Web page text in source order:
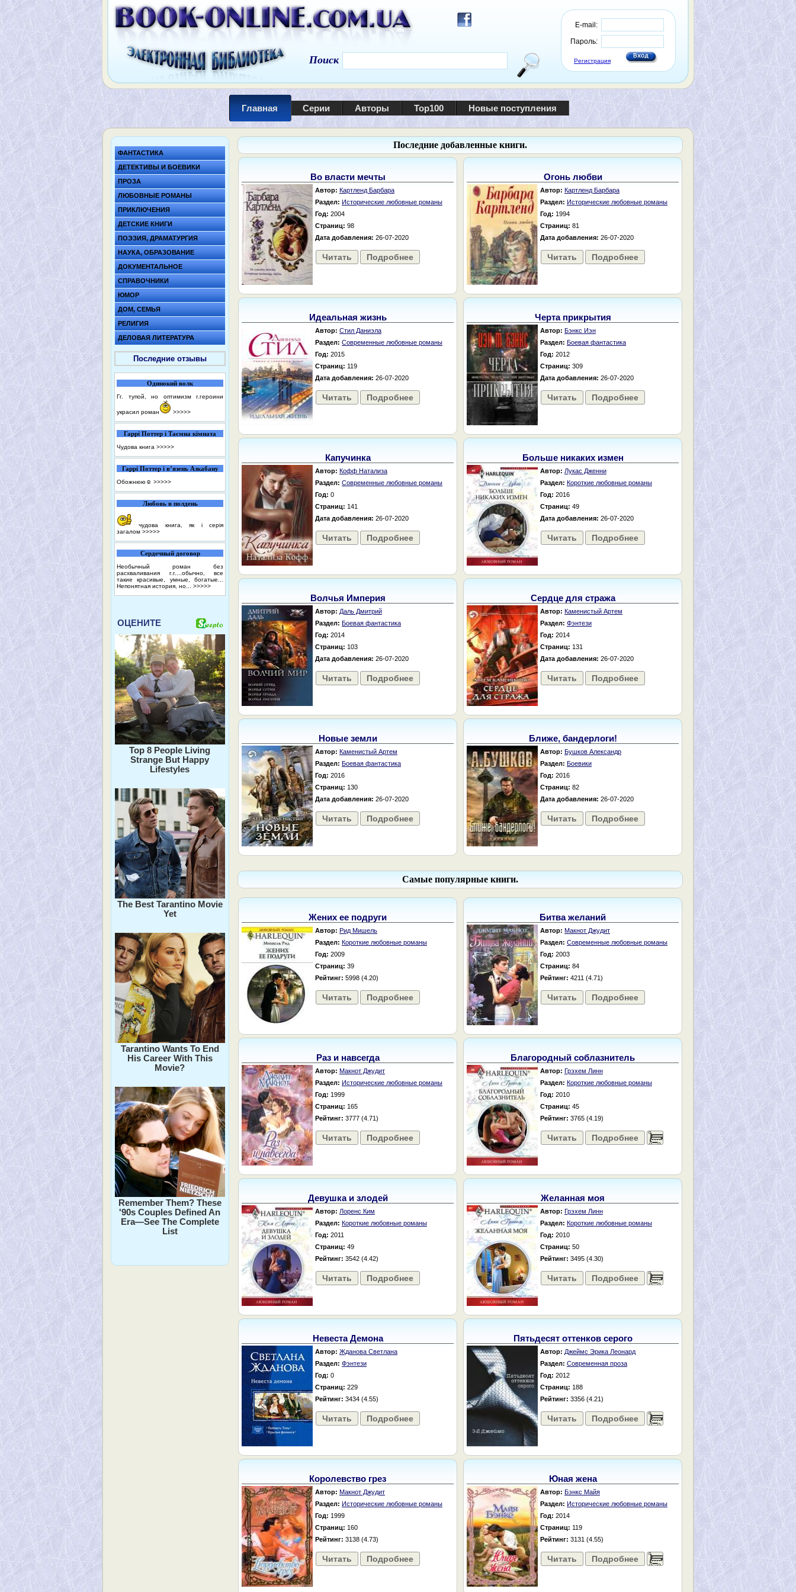
E-mail:
Пароль:
Регистрация
Поиск
Главная Серии Авторы Top100 Новые поступления
ФАНТАСТИКА
ДЕТЕКТИВЫ И БОЕВИКИ
ПРОЗА
ЛЮБОВНЫЕ РОМАНЫ
ПРИКЛЮЧЕНИЯ
ДЕТСКИЕ КНИГИ
ПОЭЗИЯ, ДРАМАТУРГИЯ
НАУКА, ОБРАЗОВАНИЕ
ДОКУМЕНТАЛЬНОЕ
СПРАВОЧНИКИ
ЮМОР
ДОМ, СЕМЬЯ
РЕЛИГИЯ
ДЕЛОВАЯ ЛИТЕРАТУРА
Последние отзывы
Одинокий волк
Гг. тупой, но оптимизм г.героини
украсил роман >>>>>
Гаррі Поттер і Таємна кімната
Чудова книга >>>>>
Гаррі Поттер і в’язень Азкабану
Обожнюю☺️ >>>>>
Любовь в полдень
чудова книга, як і серія
загалом >>>>>
Сердечный договор
Необычный роман без
расхваливания г.г....обычно, все
такие красивые, умные, богатые...
Непонятная история, но... >>>>>
ОЦЕНИТЕ
Top 8 People Living
Strange But Happy
Lifestyles
The Best Tarantino Movie
Yet
Tarantino Wants To End
His Career With This
Movie?
Remember Them? These
'90s Couples Defined An
Era—See The Complete
List
Последние добавленные книги.
Во власти мечты
Автор: Картленд Барбара
Раздел: Исторические любовные романы
Год: 2004
Страниц: 98
Дата добавления: 26-07-2020
Читать Подробнее
Огонь любви
Автор: Картленд Барбара
Раздел: Исторические любовные романы
Год: 1994
Страниц: 81
Дата добавления: 26-07-2020
Читать Подробнее
Идеальная жизнь
Автор: Стил Даниэла
Раздел: Современные любовные романы
Год: 2015
Страниц: 119
Дата добавления: 26-07-2020
Читать Подробнее
Черта прикрытия
Автор: Бэнкс Иэн
Раздел: Боевая фантастика
Год: 2012
Страниц: 309
Дата добавления: 26-07-2020
Читать Подробнее
Капучинка
Автор: Кофф Натализа
Раздел: Современные любовные романы
Год: 0
Страниц: 141
Дата добавления: 26-07-2020
Читать Подробнее
Больше никаких измен
Автор: Лукас Дженни
Раздел: Короткие любовные романы
Год: 2016
Страниц: 49
Дата добавления: 26-07-2020
Читать Подробнее
Волчья Империя
Автор: Даль Дмитрий
Раздел: Боевая фантастика
Год: 2014
Страниц: 103
Дата добавления: 26-07-2020
Читать Подробнее
Сердце для стража
Автор: Каменистый Артем
Раздел: Фэнтези
Год: 2014
Страниц: 131
Дата добавления: 26-07-2020
Читать Подробнее
Новые земли
Автор: Каменистый Артем
Раздел: Боевая фантастика
Год: 2016
Страниц: 130
Дата добавления: 26-07-2020
Читать Подробнее
Ближе, бандерлоги!
Автор: Бушков Александр
Раздел: Боевики
Год: 2016
Страниц: 82
Дата добавления: 26-07-2020
Читать Подробнее
Самые популярные книги.
Жених ее подруги
Автор: Рид Мишель
Раздел: Короткие любовные романы
Год: 2009
Страниц: 39
Рейтинг: 5998 (4.20)
Читать Подробнее
Битва желаний
Автор: Макнот Джудит
Раздел: Современные любовные романы
Год: 2003
Страниц: 84
Рейтинг: 4211 (4.71)
Читать Подробнее
Раз и навсегда
Автор: Макнот Джудит
Раздел: Исторические любовные романы
Год: 1999
Страниц: 165
Рейтинг: 3777 (4.71)
Читать Подробнее
Благородный соблазнитель
Автор: Грэхем Линн
Раздел: Короткие любовные романы
Год: 2010
Страниц: 45
Рейтинг: 3765 (4.19)
Читать Подробнее ......
Девушка и злодей
Автор: Лоренс Ким
Раздел: Короткие любовные романы
Год: 2011
Страниц: 49
Рейтинг: 3542 (4.42)
Читать Подробнее
Желанная моя
Автор: Грэхем Линн
Раздел: Короткие любовные романы
Год: 2010
Страниц: 50
Рейтинг: 3495 (4.30)
Читать Подробнее ......
Невеста Демона
Автор: Жданова Светлана
Раздел: Фэнтези
Год: 0
Страниц: 229
Рейтинг: 3434 (4.55)
Читать Подробнее
Пятьдесят оттенков серого
Автор: Джеймс Эрика Леонард
Раздел: Современная проза
Год: 2012
Страниц: 188
Рейтинг: 3356 (4.21)
Читать Подробнее ......
Королевство грез
Автор: Макнот Джудит
Раздел: Исторические любовные романы
Год: 1999
Страниц: 160
Рейтинг: 3138 (4.73)
Читать Подробнее
Юная жена
Автор: Бэнкс Майя
Раздел: Исторические любовные романы
Год: 2014
Страниц: 119
Рейтинг: 3131 (4.55)
Читать Подробнее ......